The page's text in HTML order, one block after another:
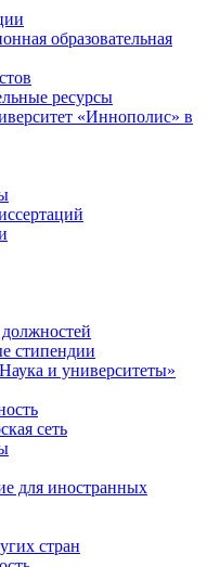
образовательная
ресурсы
«Иннополис» в
стипендии
и университеты»
сеть
для иностранных
стран